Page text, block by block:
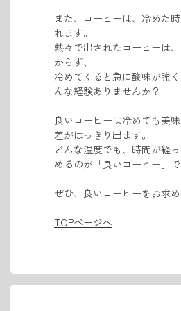
また、コーヒーは、冷めた
れます。
熱々で出されたコーヒーは
からず、
冷めてくると急に酸味が強
んな経験ありませんか？
良いコーヒーは冷めても美
差がはっきり出ます。
どんな温度でも、時間が経
めるのが「良いコーヒー」で
ぜひ、良いコーヒーをお求め
TOPページへ